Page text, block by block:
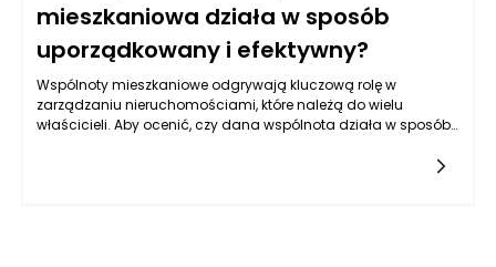
mieszkaniowa działa w sposób
uporządkowany i efektywny?
Wspólnoty mieszkaniowe odgrywają kluczową rolę w
zarządzaniu nieruchomościami, które należą do wielu
właścicieli. Aby ocenić, czy dana wspólnota działa w sposób